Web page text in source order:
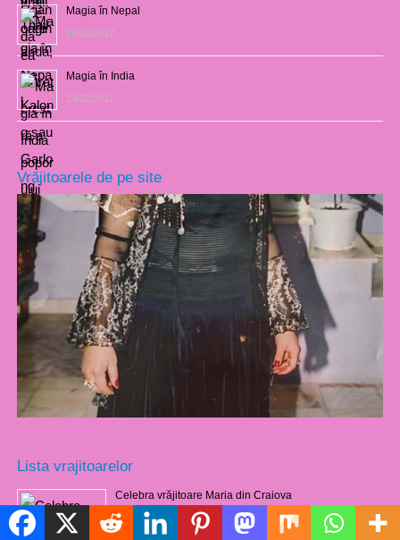
Magia în Nepal
26/02/2017
Magia în India
23/02/2017
Vrăjitoarele de pe site
Lista vrajitoarelor
Celebra vrăjitoare Maria din Craiova
06/08/2026
Politică de cookie-uri